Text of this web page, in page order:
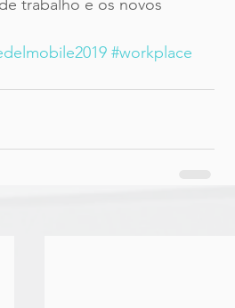
trabalho e os novos
#workplace